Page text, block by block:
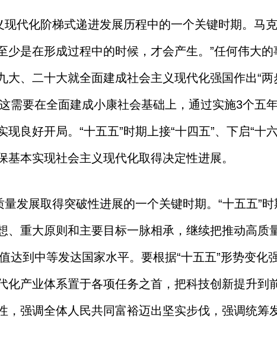
现代化阶梯式递进发展历程中的一个关键时期。马
是在形成过程中的时候，才会产生。”任何伟大
、二十大就全面建成社会主义现代化强国作出“
需要在全面建成小康社会基础上，通过实施3个五
良好开局。“十五五”时期上接“十四五”、下启“十
本实现社会主义现代化取得决定性进展。
发展取得突破性进展的一个关键时期。“十五五”
、重大原则和主要目标一脉相承，继续把推动高质
达到中等发达国家水平。要根据“十五五”形势变化
产业体系置于各项任务之首，把科技创新提升到
强调全体人民共同富裕迈出坚实步伐，强调统筹